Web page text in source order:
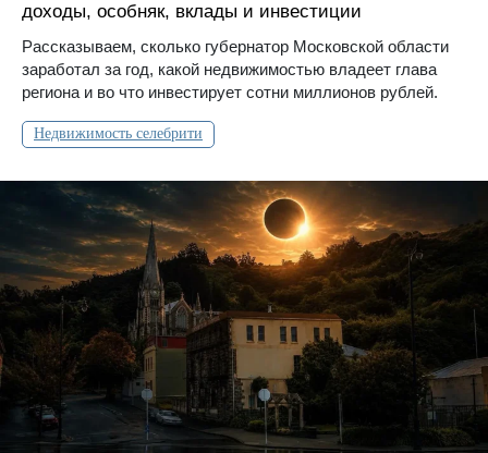
доходы, особняк, вклады и инвестиции
Рассказываем, сколько губернатор Московской области
заработал за год, какой недвижимостью владеет глава
региона и во что инвестирует сотни миллионов рублей.
Недвижимость селебрити